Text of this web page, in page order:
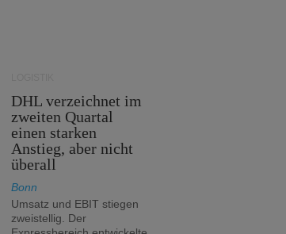
DHL verzeichnet im
zweiten Quartal
einen starken
Anstieg, aber nicht
überall
Bonn
Umsatz und EBIT stiegen
zweistellig. Der